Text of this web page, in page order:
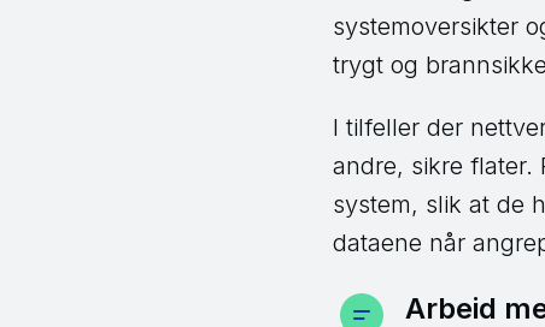
systemoversikter
trygt og
I tilfeller der
andre, sikre flater.
system, slik at de
dataene når
Arbeid